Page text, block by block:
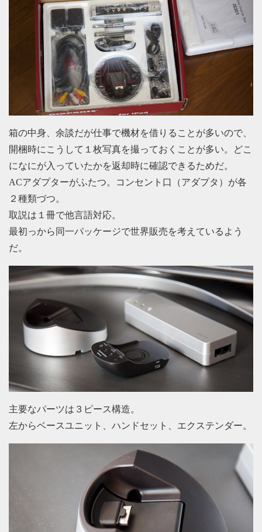
箱の中身、余談だが仕事で機材を借りることが多いので、
開梱時にこうして１枚写真を撮っておくことが多い。どこ
になにが入っていたかを返却時に確認できるためだ。
ACアダプターがふたつ。コンセント口（アダプタ）が各
２種類づつ。
取説は１冊で他言語対応。
最初っから同一パッケージで世界販売を考えているよう
だ。
主要なパーツは３ピース構造。
左からベースユニット、ハンドセット、エクステンダー。